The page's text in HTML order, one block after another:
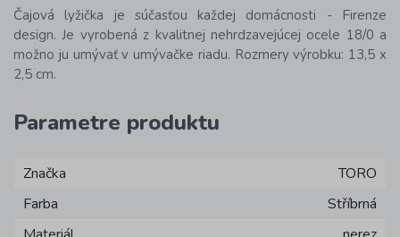
Čajová lyžička je súčasťou každej domácnosti - Firenze
design. Je vyrobená z kvalitnej nehrdzavejúcej ocele 18/0 a
možno ju umývať v umývačke riadu. Rozmery výrobku: 13,5 x
2,5 cm.
Parametre produktu
Značka
TORO
Farba
Stříbrná